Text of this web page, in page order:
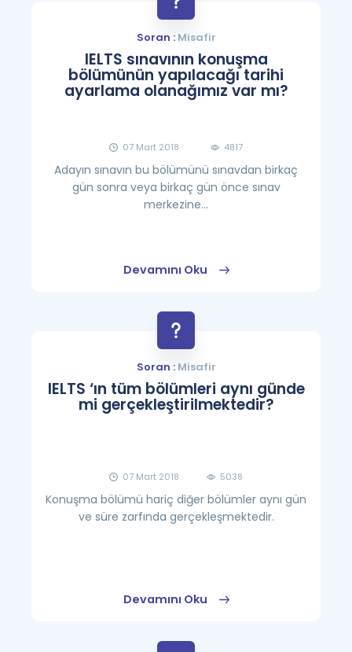
Soran :Misafir
IELTS sınavının konuşma
bölümünün yapılacağı tarihi
ayarlama olanağımız var mı?
07 Mart 2018 4817
Adayın sınavın bu bölümünü sınavdan birkaç
gün sonra veya birkaç gün önce sınav
merkezine...
Devamını Oku
Soran :Misafir
IELTS ‘ın tüm bölümleri aynı günde
mi gerçekleştirilmektedir?
07 Mart 2018 5038
Konuşma bölümü hariç diğer bölümler aynı gün
ve süre zarfında gerçekleşmektedir.
Devamını Oku